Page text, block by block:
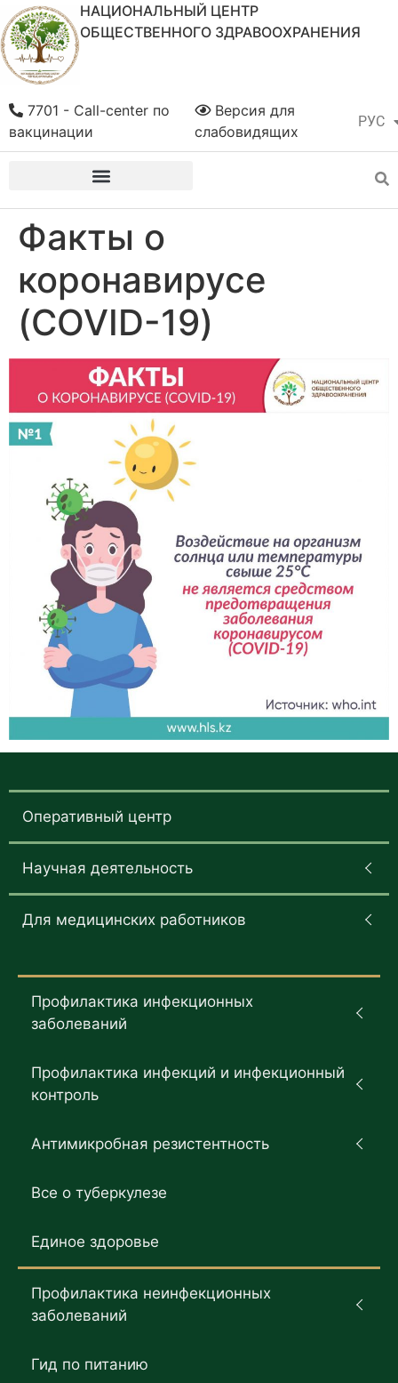
НАЦИОНАЛЬНЫЙ ЦЕНТР
ОБЩЕСТВЕННОГО ЗДРАВООХРАНЕНИЯ
РУС
ҚАЗ
Версия для
слабовидящих
7701 - Call-center по
вакцинации
Факты о
коронавирусе
(COVID-19)
Оперативный центр
Научная деятельность
Для медицинских работников
Профилактика инфекционных
заболеваний
Профилактика инфекций и инфекционный
контроль
Антимикробная резистентность
Все о туберкулезе
Единое здоровье
Профилактика неинфекционных
заболеваний
Гид по питанию